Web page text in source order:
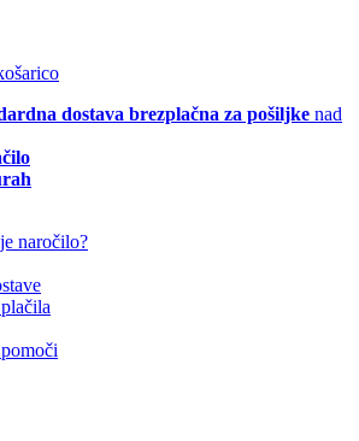
dostava brezplačna za pošiljke nad
naročilo?